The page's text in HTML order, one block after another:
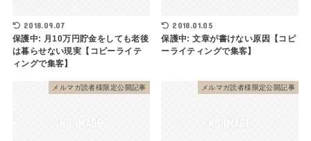
2018.09.07
保護中: 月10万円貯金をしても老後
は暮らせない現実【コピーライテ
ィングで集客】
2018.01.05
保護中: 文章が書けない原因【コピ
ーライティングで集客】
メルマガ読者様限定公開記事 メルマガ読者様限定公開記事